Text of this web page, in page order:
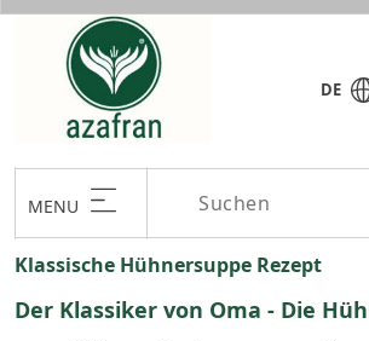
DE
MENU
Klassische Hühnersuppe Rezept
Der Klassiker von Oma - Die